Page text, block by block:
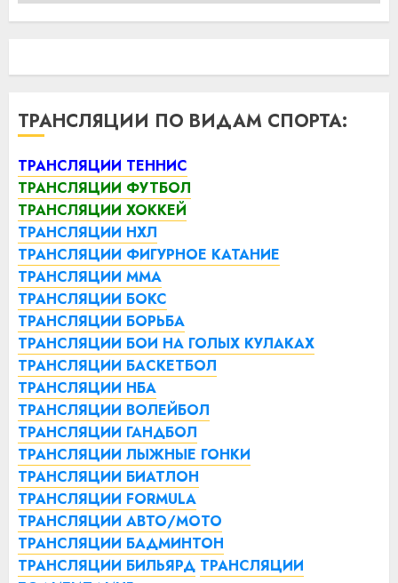
ТРАНСЛЯЦИИ ПО ВИДАМ СПОРТА:
ТРАНСЛЯЦИИ ТЕННИС
ТРАНСЛЯЦИИ ФУТБОЛ
ТРАНСЛЯЦИИ ХОККЕЙ
ТРАНСЛЯЦИИ НХЛ
ТРАНСЛЯЦИИ ФИГУРНОЕ КАТАНИЕ
ТРАНСЛЯЦИИ ММА
ТРАНСЛЯЦИИ БОКС
ТРАНСЛЯЦИИ БОРЬБА
ТРАНСЛЯЦИИ БОИ НА ГОЛЫХ КУЛАКАХ
ТРАНСЛЯЦИИ БАСКЕТБОЛ
ТРАНСЛЯЦИИ НБА
ТРАНСЛЯЦИИ ВОЛЕЙБОЛ
ТРАНСЛЯЦИИ ГАНДБОЛ
ТРАНСЛЯЦИИ ЛЫЖНЫЕ ГОНКИ
ТРАНСЛЯЦИИ БИАТЛОН
ТРАНСЛЯЦИИ FORMULA
ТРАНСЛЯЦИИ АВТО/МОТО
ТРАНСЛЯЦИИ БАДМИНТОН
ТРАНСЛЯЦИИ БИЛЬЯРД ТРАНСЛЯЦИИ